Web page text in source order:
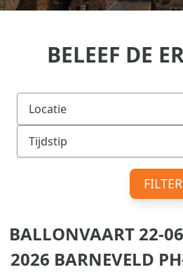
BELEEF DE
FILTER
BALLONVAART 22-
2026 BARNEVELD